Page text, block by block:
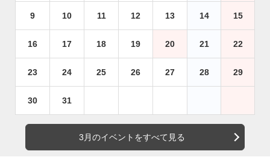
9 10 11 12 13 14 15
16 17 18 19 20 21 22
23 24 25 26 27 28 29
30 31
3月のイベントをすべて見る